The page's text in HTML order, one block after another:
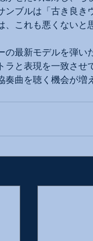
ンブルは「古き良
、これも悪くないと
の最新モデルを弾い
ラと表現を一致させ
奏曲を聴く機会が増